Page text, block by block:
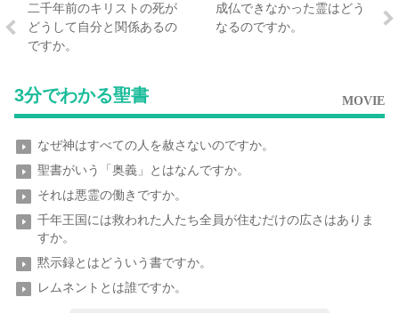
二千年前のキリストの死が
どうして自分と関係あるの
ですか。
成仏できなかった霊はどう
なるのですか。
3分でわかる聖書 MOVIE
なぜ神はすべての人を赦さないのですか。
聖書がいう「奥義」とはなんですか。
それは悪霊の働きですか。
千年王国には救われた人たち全員が住むだけの広さはありま
すか。
黙示録とはどういう書ですか。
レムネントとは誰ですか。